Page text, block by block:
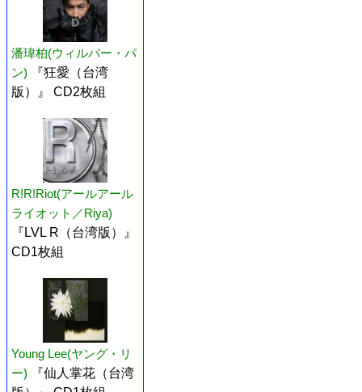
潘瑋柏(ウィルバー・パ
ン)
『狂愛（台湾
版）』 CD2枚組
R!R!Riot(アールアール
ライオット／Riya)
『LVL R（台湾版）』
CD1枚組
Young Lee(ヤング・リ
ー)
『仙人掌花（台湾